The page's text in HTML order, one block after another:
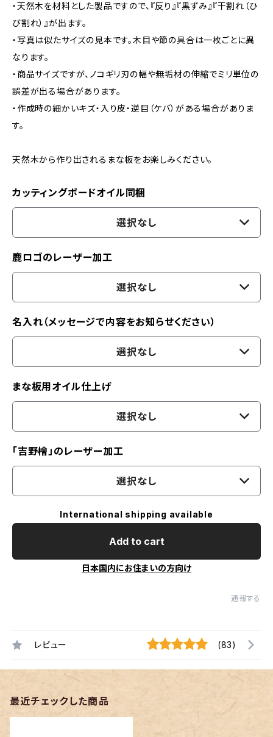
・天然木を材料とした製品ですので、『反り』『黒ずみ』『干割れ（ひ
び割れ）』が出ます。
・写真は似たサイズの見本です。木目や節の具合は一枚ごとに異
なります。
・商品サイズですが、ノコギリ刃の幅や無垢材の伸縮でミリ単位の
誤差が出る場合があります。
・作成時の細かいキズ・入り皮・逆目（ケバ）がある場合がありま
す。
天然木から作り出されるまな板をお楽しみください。
カッティングボードオイル同梱
選択なし
鹿ロゴのレーザー加工
選択なし
名入れ（メッセージで内容をお知らせください）
選択なし
まな板用オイル仕上げ
選択なし
「吉野檜」のレーザー加工
選択なし
International shipping available
Add to cart
日本国内にお住まいの方向け
通報する
レビュー (83)
最近チェックした商品